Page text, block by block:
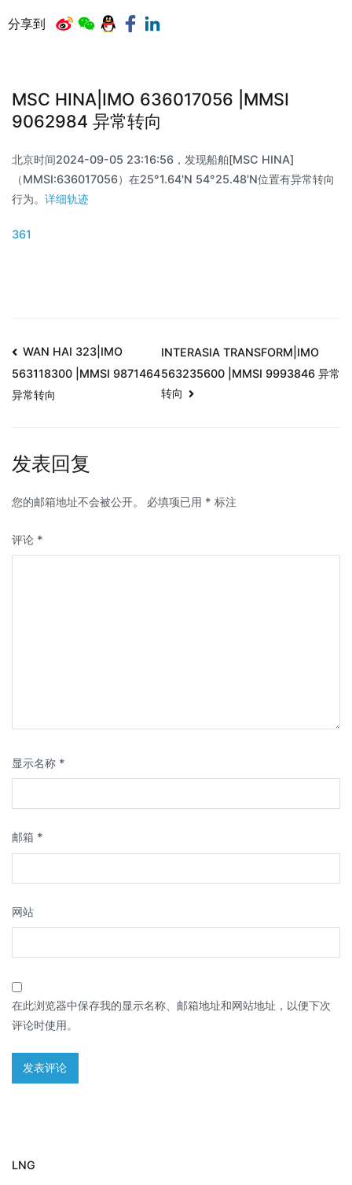
分享到
MSC HINA|IMO 636017056 |MMSI
9062984 异常转向
北京时间2024-09-05 23:16:56，发现船舶[MSC HINA]
（MMSI:636017056）在25°1.64'N 54°25.48'N位置有异常转向
行为。 详细轨迹
361
WAN HAI 323|IMO
563118300 |MMSI 9871464
异常转向
INTERASIA TRANSFORM|IMO
563235600 |MMSI 9993846 异常
转向
发表回复
您的邮箱地址不会被公开。 必填项已用 * 标注
评论 *
显示名称 *
邮箱 *
网站
在此浏览器中保存我的显示名称、邮箱地址和网站地址，以便下次
评论时使用。
LNG